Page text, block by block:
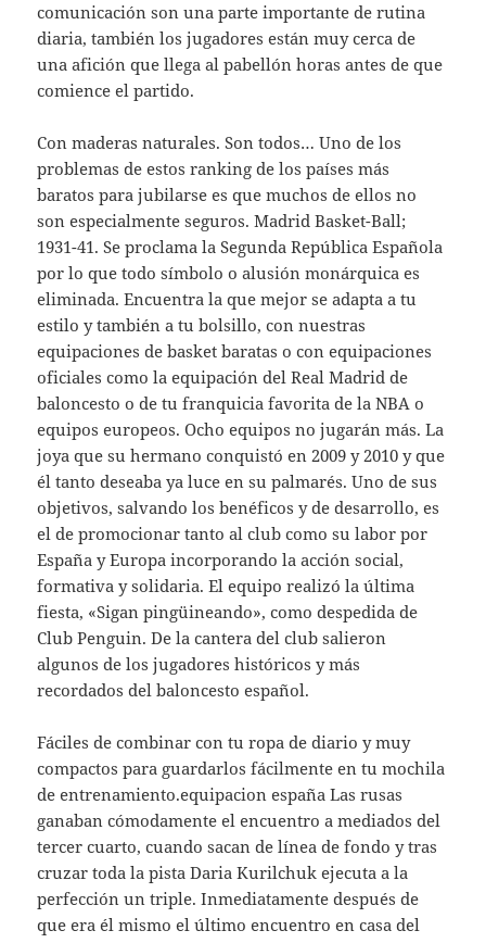
comunicación son una parte importante de rutina
diaria, también los jugadores están muy cerca de
una afición que llega al pabellón horas antes de que
comience el partido.
Con maderas naturales. Son todos… Uno de los
problemas de estos ranking de los países más
baratos para jubilarse es que muchos de ellos no
son especialmente seguros. Madrid Basket-Ball;
1931-41. Se proclama la Segunda República Española
por lo que todo símbolo o alusión monárquica es
eliminada. Encuentra la que mejor se adapta a tu
estilo y también a tu bolsillo, con nuestras
equipaciones de basket baratas o con equipaciones
oficiales como la equipación del Real Madrid de
baloncesto o de tu franquicia favorita de la NBA o
equipos europeos. Ocho equipos no jugarán más. La
joya que su hermano conquistó en 2009 y 2010 y que
él tanto deseaba ya luce en su palmarés. Uno de sus
objetivos, salvando los benéficos y de desarrollo, es
el de promocionar tanto al club como su labor por
España y Europa incorporando la acción social,
formativa y solidaria. El equipo realizó la última
fiesta, «Sigan pingüineando», como despedida de
Club Penguin. De la cantera del club salieron
algunos de los jugadores históricos y más
recordados del baloncesto español.
Fáciles de combinar con tu ropa de diario y muy
compactos para guardarlos fácilmente en tu mochila
de entrenamiento.equipacion españa Las rusas
ganaban cómodamente el encuentro a mediados del
tercer cuarto, cuando sacan de línea de fondo y tras
cruzar toda la pista Daria Kurilchuk ejecuta a la
perfección un triple. Inmediatamente después de
que era él mismo el último encuentro en casa del